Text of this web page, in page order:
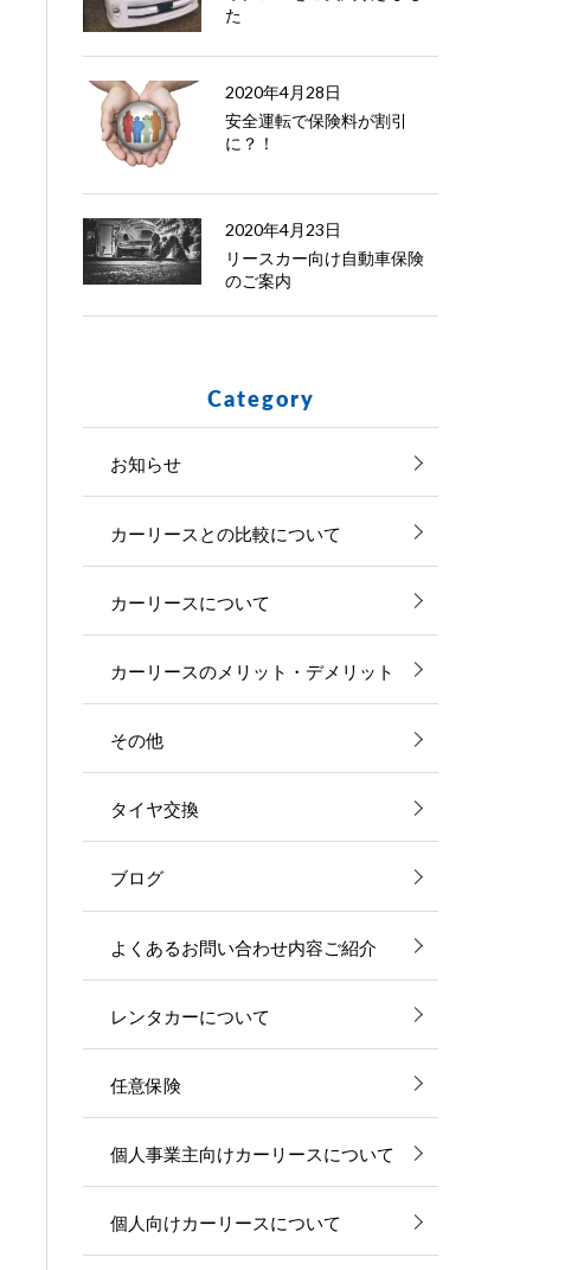
た
2020年4月28日
安全運転で保険料が割引
に？！
2020年4月23日
リースカー向け自動車保険
のご案内
Category
お知らせ
カーリースとの比較について
カーリースについて
カーリースのメリット・デメリット
その他
タイヤ交換
ブログ
よくあるお問い合わせ内容ご紹介
レンタカーについて
任意保険
個人事業主向けカーリースについて
個人向けカーリースについて